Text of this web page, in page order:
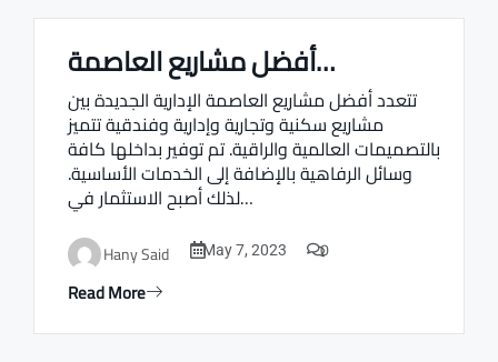
Real estate Estate ville أفضل مشاريع العاصمة…
تتعدد أفضل مشاريع العاصمة الإدارية الجديدة بين
مشاريع سكنية وتجارية وإدارية وفندقية تتميز
بالتصميمات العالمية والراقية. تم توفير بداخلها كافة
وسائل الرفاهية بالإضافة إلى الخدمات الأساسية.
لذلك أصبح الاستثمار في…
Hany Said May 7, 2023 0
Read More